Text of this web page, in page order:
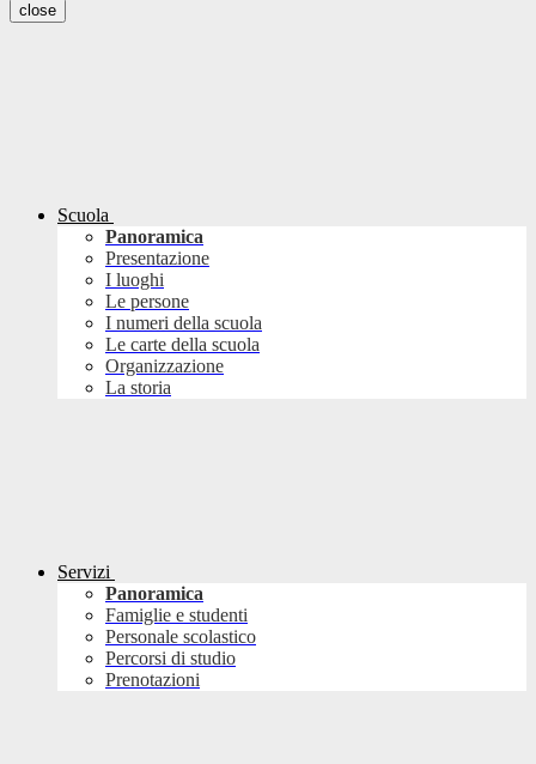
close
Scuola
Panoramica
Presentazione
I luoghi
Le persone
I numeri della scuola
Le carte della scuola
Organizzazione
La storia
Servizi
Panoramica
Famiglie e studenti
Personale scolastico
Percorsi di studio
Prenotazioni